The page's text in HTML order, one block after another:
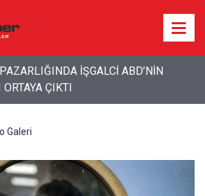
İŞGALCİ ABD’NİN
ÇIKTI
Galeri